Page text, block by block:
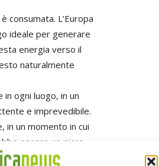
consumata. L’Europa
ideale per generare
energia verso il
naturalmente
in ogni luogo, in un
e imprevedibile.
in un momento in cui
essere un picco
gestire i picchi di